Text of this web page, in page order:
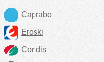
Caprabo
Eroski
Condis